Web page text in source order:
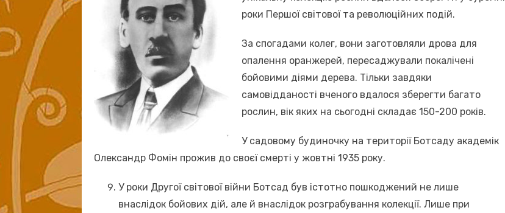
роки Першої світової та революційних подій.
За спогадами колег, вони заготовляли дрова для
опалення оранжерей, пересаджували покалічені
бойовими діями дерева. Тільки завдяки
самовідданості вченого вдалося зберегти багато
рослин, вік яких на сьогодні складає 150-200 років.
У садовому будиночку на території Ботсаду академік
Олександр Фомін прожив до своєї смерті у жовтні 1935 року.
У роки Другої світової війни Ботсад був істотно пошкоджений не лише
внаслідок бойових дій, але й внаслідок розграбування колекції. Лише при